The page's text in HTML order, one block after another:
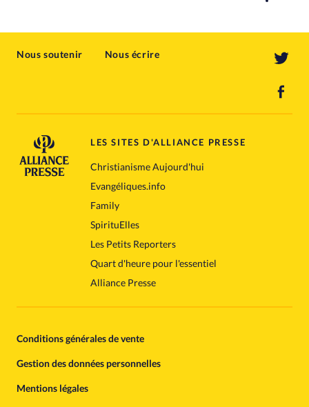
Nous soutenir Nous écrire
LES SITES D'ALLIANCE PRESSE
Christianisme Aujourd'hui
Evangéliques.info
Family
SpirituElles
Les Petits Reporters
Quart d'heure pour l'essentiel
Alliance Presse
Conditions générales de vente
Gestion des données personnelles
Mentions légales